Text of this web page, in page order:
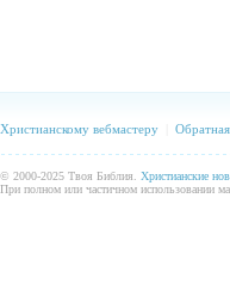
Христианскому вебмастеру Обратная
© 2000-2025 Твоя Библия. Христианские
При полном или частичном использовании